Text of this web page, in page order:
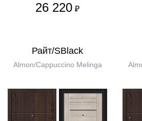
26 220 ₽
Райт/SBlack
Almon/Cappuccino Melinga